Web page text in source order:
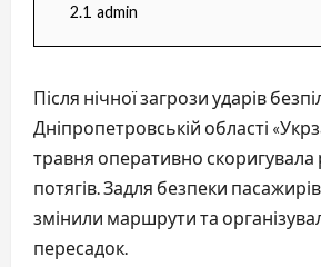
2.1 admin
Після нічної загрози ударів
Дніпропетровській області
травня оперативно скоригувала
потягів. Задля безпеки
змінили маршрути та
пересадок.